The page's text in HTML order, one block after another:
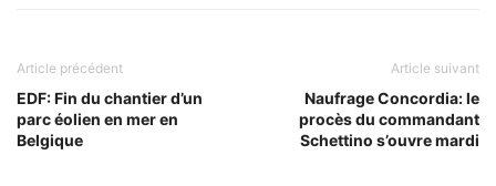
Article précédent
EDF: Fin du chantier d’un
parc éolien en mer en
Belgique
Article suivant
Naufrage Concordia: le
procès du commandant
Schettino s’ouvre mardi